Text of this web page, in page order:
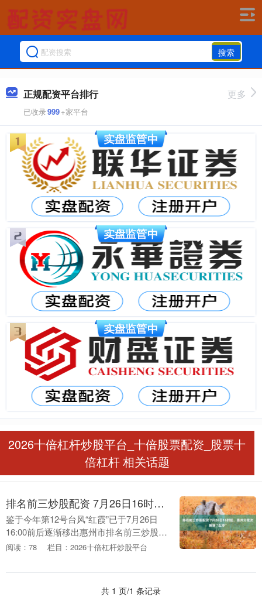
搜索
正规配资平台排行
已收录999+家平台
更多
2026十倍杠杆炒股平台_十倍股票配资_股票十
倍杠杆 相关话题
排名前三炒股配资 7月26日16时起，惠州分批次解除“五停”
鉴于今年第12号台风“红霞”已于7月26日
16:00前后逐渐移出惠州市排名前三炒股配
资，风险整体可控，市三防指挥部于7月
阅读：78 栏目：2026十倍杠杆炒股平台
共 1 页/1 条记录